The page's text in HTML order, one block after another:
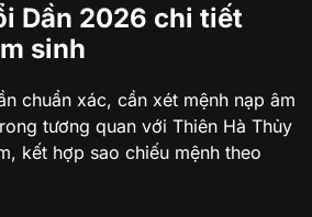
Dần 2026 chi tiết
sinh
chuẩn xác, cần xét mệnh nạp âm
tương quan với Thiên Hà Thủy
kết hợp sao chiếu mệnh theo